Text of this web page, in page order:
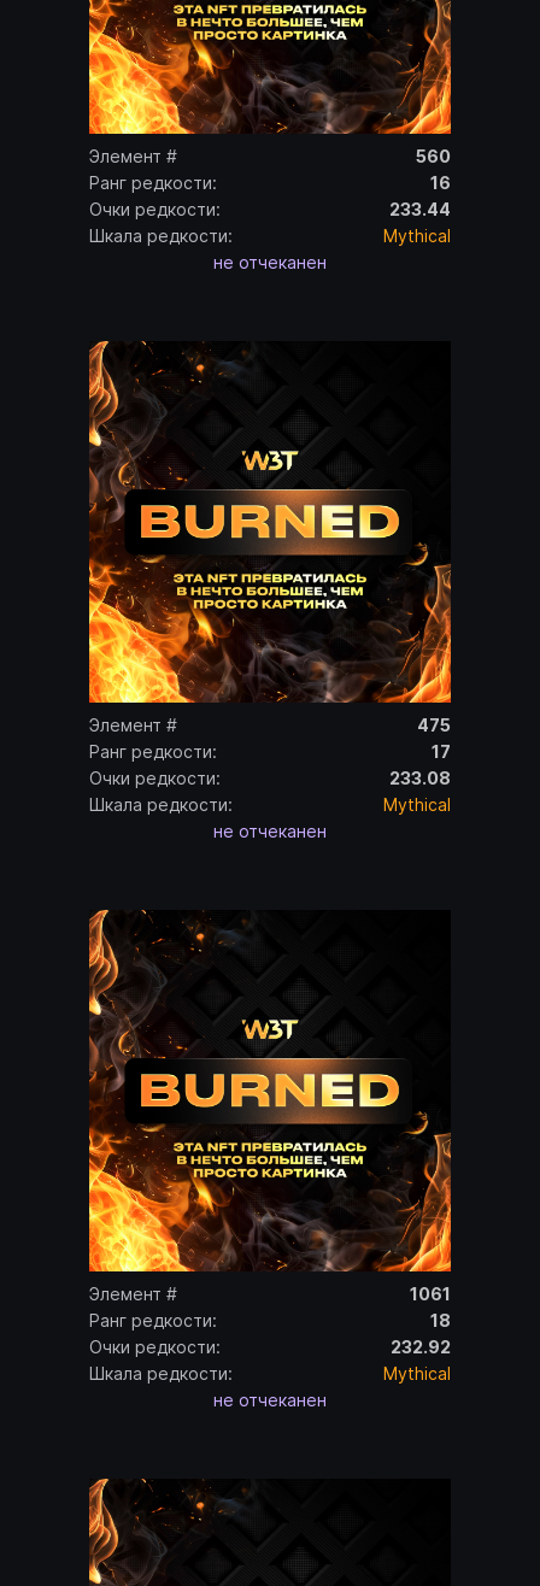
Элемент #
560
Ранг редкости:
16
Очки редкости:
233.44
Шкала редкости:
Mythical
не отчеканен
Элемент #
475
Ранг редкости:
17
Очки редкости:
233.08
Шкала редкости:
Mythical
не отчеканен
Элемент #
1061
Ранг редкости:
18
Очки редкости:
232.92
Шкала редкости:
Mythical
не отчеканен